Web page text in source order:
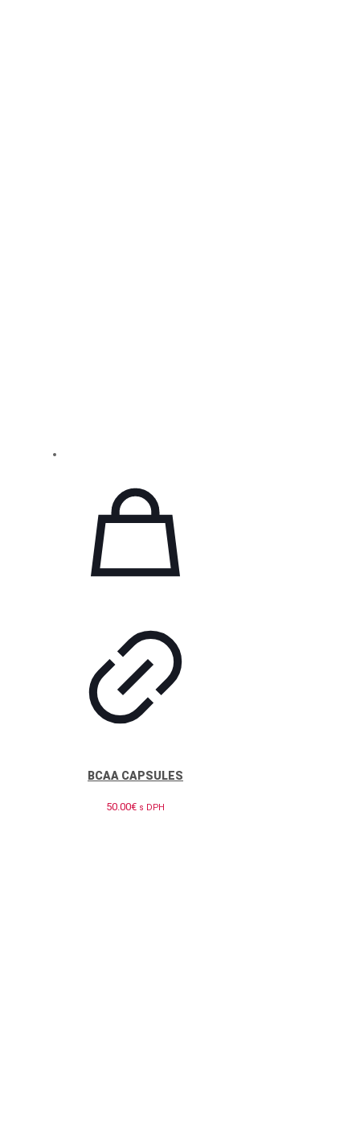
BCAA CAPSULES
50.00€ s DPH